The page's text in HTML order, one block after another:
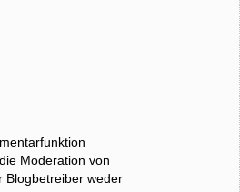
Moderation von
Blogbetreiber weder